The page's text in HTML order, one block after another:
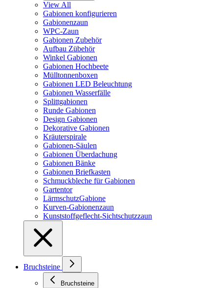
View All
Gabionen konfigurieren
Gabionenzaun
WPC-Zaun
Gabionen Zubehör
Aufbau Zübehör
Winkel Gabionen
Gabionen Hochbeete
Mülltonnenboxen
Gabionen LED Beleuchtung
Gabionen Wasserfälle
Splittgabionen
Runde Gabionen
Design Gabionen
Dekorative Gabionen
Kräuterspirale
Gabionen-Säulen
Gabionen Überdachung
Gabionen Bänke
Gabionen Briefkasten
Schmuckbleche für Gabionen
Gartentor
LärmschutzGabione
Kurven-Gabionenzaun
Kunststoffgeflecht-Sichtschutzzaun
Bruchsteine
Bruchsteine